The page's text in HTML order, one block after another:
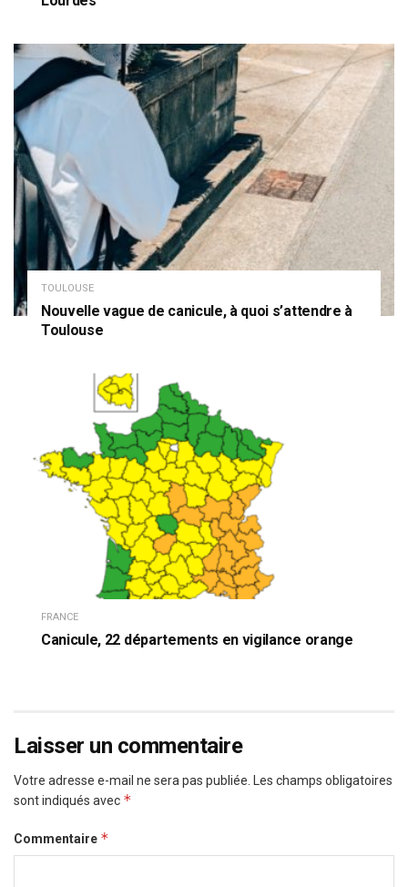
TOULOUSE
Nouvelle vague de canicule, à quoi s’attendre à
Toulouse
FRANCE
Canicule, 22 départements en vigilance orange
Laisser un commentaire
Votre adresse e-mail ne sera pas publiée. Les champs obligatoires
sont indiqués avec *
Commentaire *